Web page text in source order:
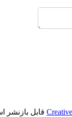
بازنشر است.